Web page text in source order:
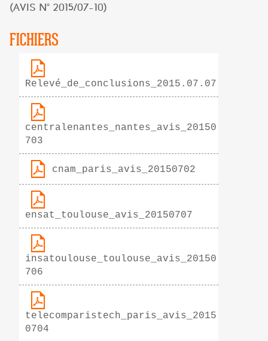
(AVIS N° 2015/07-10)
FICHIERS
Relevé_de_conclusions_2015.07.07
centralenantes_nantes_avis_20150
703
cnam_paris_avis_20150702
ensat_toulouse_avis_20150707
insatoulouse_toulouse_avis_20150
706
telecomparistech_paris_avis_2015
0704